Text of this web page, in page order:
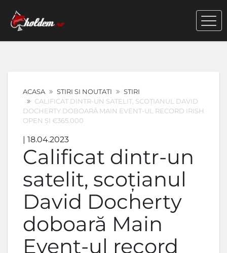
ACASA STIRI SI NOUTATI
STIRI
CALIFICAT DINTR-UN SATELIT, SCOȚIANUL DAVID
DOCHERTY DOBOARĂ MAIN EVENT-UL RECORD IRISH
OPEN ȘI €365.000
| 18.04.2023
Calificat dintr-un
satelit, scoțianul
David Docherty
doboară Main
Event-ul record